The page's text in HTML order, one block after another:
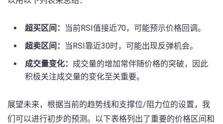
超买区间：
当前RSI值接近70，可能预示价格回调。
超卖区间：
当RSI靠近30时，可能出现反弹机会。
成交量变化： 成交量的增加常伴随价格的突破，因此
积极关注成交量的变化至关重要。
展望未来，根据当前的趋势线和支撑位/阻力位的设置，我
们可以进行初步的预测。以下表格列出了重要的价格区间和